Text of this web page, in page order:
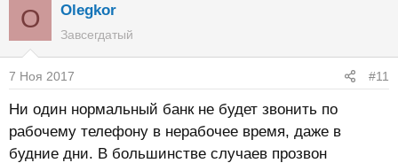
O Olegkor
Завсегдатый
7 Ноя 2017 #11
Ни один нормальный банк не будет звонить по
рабочему телефону в нерабочее время, даже в
будние дни. В большинстве случаев прозвон